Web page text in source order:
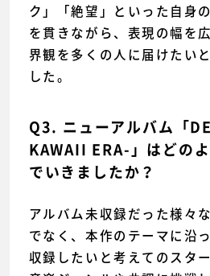
ク」「絶望」といった自身
を貫きながら、表現の幅を
界観を多くの人に届けたい
した。
Q3. ニューアルバム「
KAWAII ERA-」はどの
でいきましたか？
アルバム未収録だった様々
でなく、本作のテーマに沿
収録したいと考えてのスタ